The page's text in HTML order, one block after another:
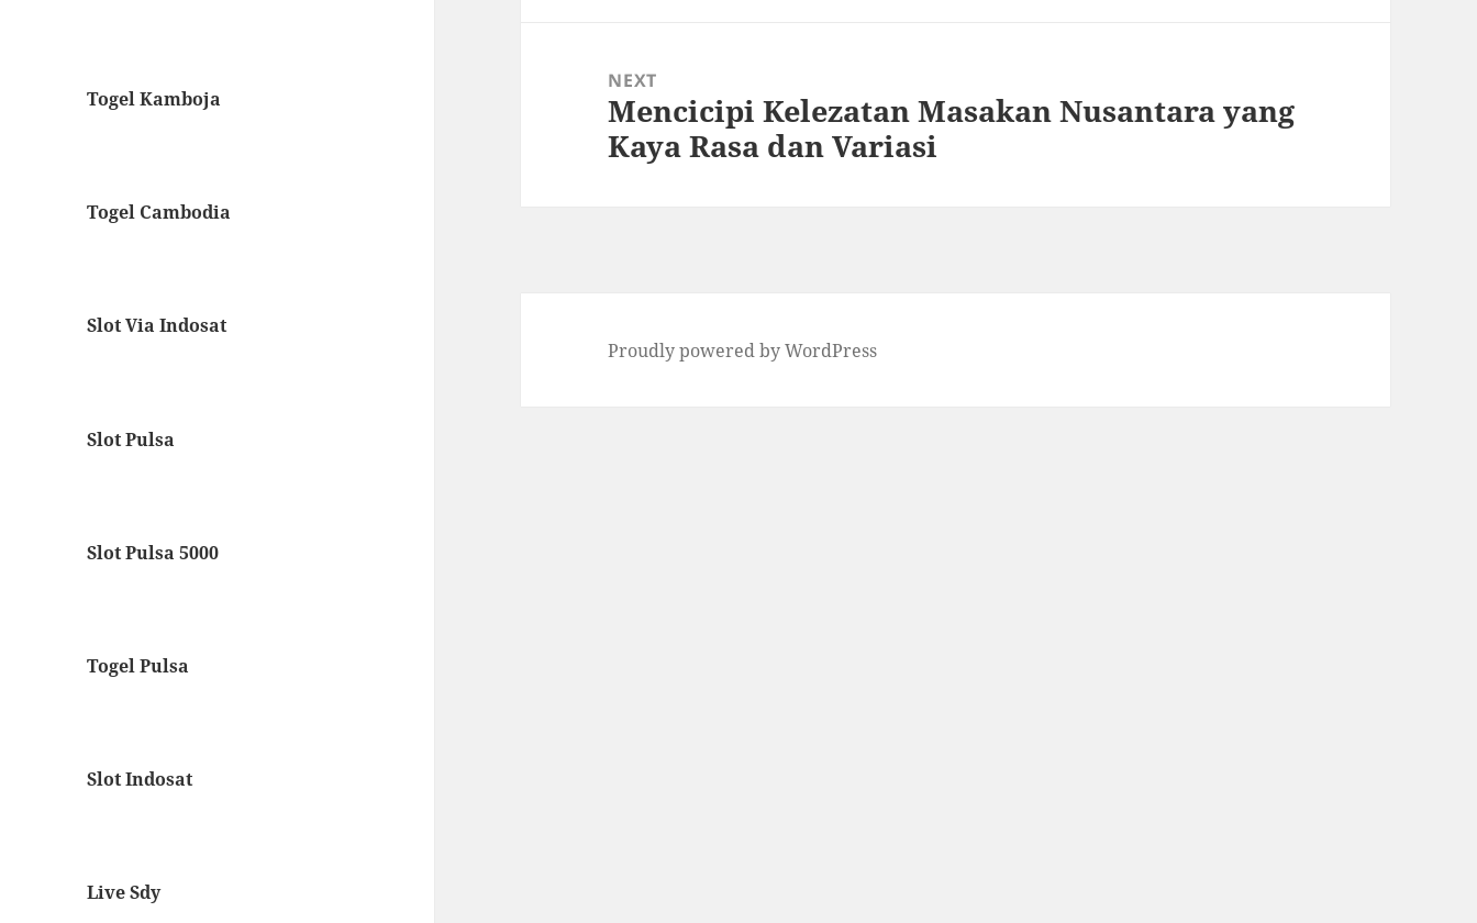
Togel Kamboja
Togel Cambodia
Slot Via Indosat
Slot Pulsa
Slot Pulsa 5000
Togel Pulsa
Slot Indosat
Live Sdy
NEXT
Next
post:
Mencicipi Kelezatan Masakan Nusantara yang
Kaya Rasa dan Variasi
Proudly powered by WordPress